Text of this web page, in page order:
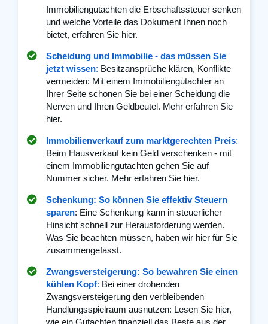
Immobiliengutachten die Erbschaftssteuer senken
und welche Vorteile das Dokument Ihnen noch
bietet, erfahren Sie hier.
Scheidung und Immobilie - das müssen Sie
jetzt wissen: Besitzansprüche klären, Konflikte
vermeiden: Mit einem Immobiliengutachter an
Ihrer Seite schonen Sie bei einer Scheidung die
Nerven und Ihren Geldbeutel. Mehr erfahren Sie
hier.
Immobilienverkauf zum marktgerechten Preis:
Beim Hausverkauf kein Geld verschenken - mit
einem Immobiliengutachten gehen Sie auf
Nummer sicher. Mehr erfahren Sie hier.
Schenkung: So können Sie effektiv Steuern
sparen: Eine Schenkung kann in steuerlicher
Hinsicht schnell zur Herausforderung werden.
Was Sie beachten müssen, haben wir hier für Sie
zusammengefasst.
Zwangsversteigerung: So bewahren Sie einen
kühlen Kopf: Bei einer drohenden
Zwangsversteigerung den verbleibenden
Handlungsspielraum ausnutzen: Lesen Sie hier,
wie ein Gutachten finanziell das Beste aus der